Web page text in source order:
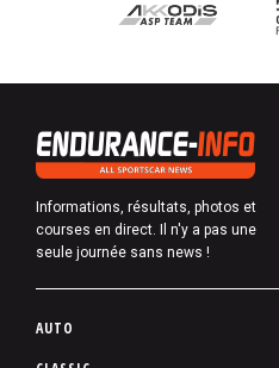
Informations, résultats, photos et
courses en direct. Il n'y a pas une
seule journée sans news !
P
AUTO